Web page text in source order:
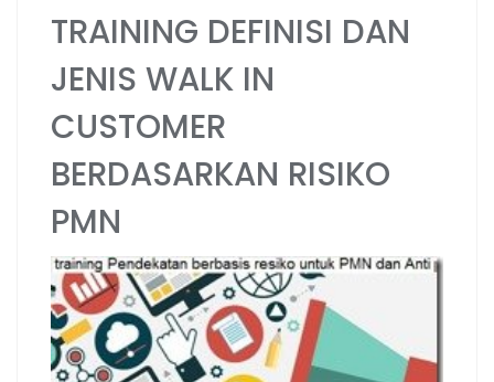
TRAINING DEFINISI DAN
JENIS WALK IN
CUSTOMER
BERDASARKAN RISIKO
PMN